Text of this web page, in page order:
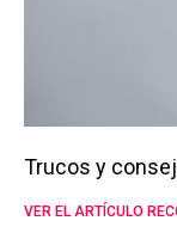
Trucos y
VER EL ARTÍCULO